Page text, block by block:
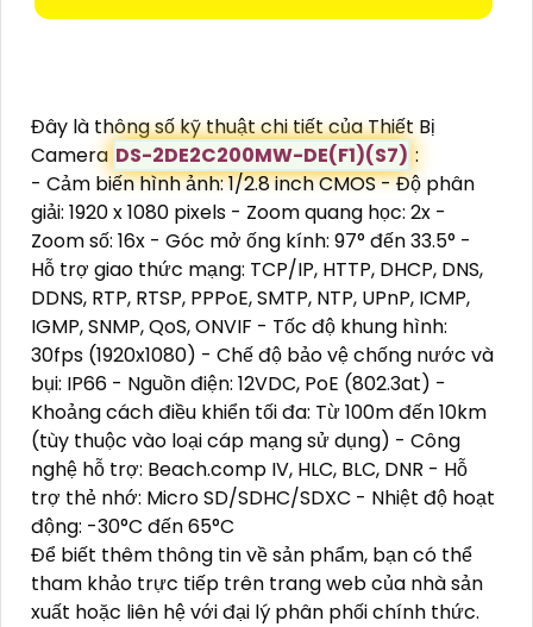
Đây là thông số kỹ thuật chi tiết của Thiết Bị
Camera DS-2DE2C200MW-DE(F1)(S7) :
- Cảm biến hình ảnh: 1/2.8 inch CMOS - Độ phân
giải: 1920 x 1080 pixels - Zoom quang học: 2x -
Zoom số: 16x - Góc mở ống kính: 97° đến 33.5° -
Hỗ trợ giao thức mạng: TCP/IP, HTTP, DHCP, DNS,
DDNS, RTP, RTSP, PPPoE, SMTP, NTP, UPnP, ICMP,
IGMP, SNMP, QoS, ONVIF - Tốc độ khung hình:
30fps (1920x1080) - Chế độ bảo vệ chống nước và
bụi: IP66 - Nguồn điện: 12VDC, PoE (802.3at) -
Khoảng cách điều khiển tối đa: Từ 100m đến 10km
(tùy thuộc vào loại cáp mạng sử dụng) - Công
nghệ hỗ trợ: Beach.comp IV, HLC, BLC, DNR - Hỗ
trợ thẻ nhớ: Micro SD/SDHC/SDXC - Nhiệt độ hoạt
động: -30°C đến 65°C
Để biết thêm thông tin về sản phẩm, bạn có thể
tham khảo trực tiếp trên trang web của nhà sản
xuất hoặc liên hệ với đại lý phân phối chính thức.